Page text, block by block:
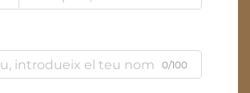
0/100